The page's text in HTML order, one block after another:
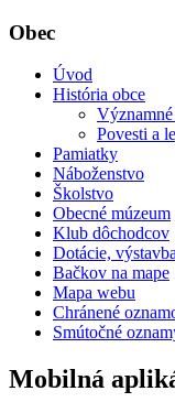
Obec
Úvod
História obce
Povesti a
Pamiatky
Náboženstvo
Školstvo
Obecné múzeum
Klub dôchodcov
Dotácie,
Bačkov na mape
Mapa webu
Chránené
Smútočné
Mobilná